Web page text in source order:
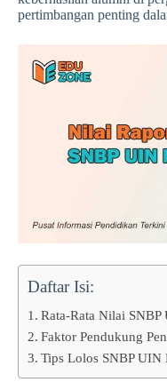
pertimbangan penting
Daftar Isi:
Rata-Rata Nilai SNBP
Faktor Pendukung
Tips Lolos SNBP UIN